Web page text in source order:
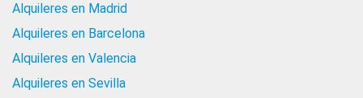
Alquileres en Madrid
Alquileres en Barcelona
Alquileres en Valencia
Alquileres en Sevilla